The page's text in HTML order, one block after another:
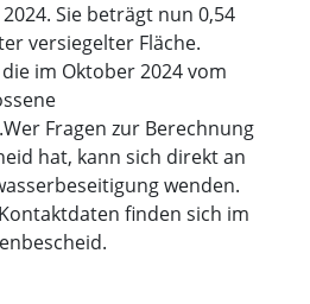
Sie beträgt nun 0,54
versiegelter Fläche.
im Oktober 2024 vom
Wer Fragen zur Berechnung
hat, kann sich direkt an
wenden.
finden sich im